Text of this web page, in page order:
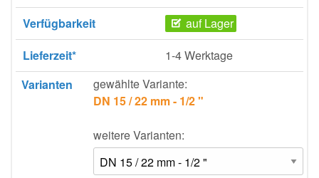
Verfügbarkeit
auf Lager
Lieferzeit*
1-4 Werktage
Varianten
gewählte Variante:
DN 15 / 22 mm - 1/2 "
weitere Varianten: